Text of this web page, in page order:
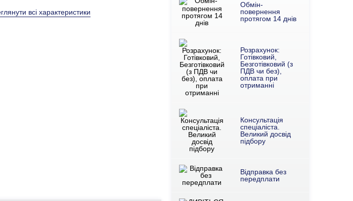
всі характеристики
Обмін-
повернення
протягом 14 днів
Розрахунок:
Готівковий,
Безготівковий (з
ПДВ чи без),
оплата при
отриманні
Консультація
спеціаліста.
Великий досвід
підбору
Відправка без
передплати